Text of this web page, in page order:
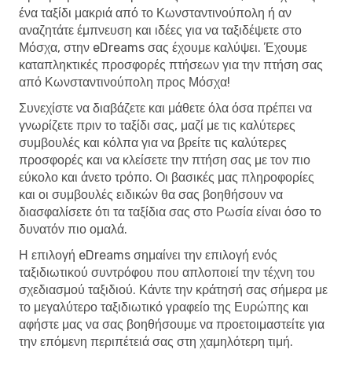
ένα ταξίδι μακριά από το Κωνσταντινούπολη ή αν
αναζητάτε έμπνευση και ιδέες για να ταξιδέψετε στο
Μόσχα, στην eDreams σας έχουμε καλύψει. Έχουμε
καταπληκτικές προσφορές πτήσεων για την πτήση σας
από Κωνσταντινούπολη προς Μόσχα!
Συνεχίστε να διαβάζετε και μάθετε όλα όσα πρέπει να
γνωρίζετε πριν το ταξίδι σας, μαζί με τις καλύτερες
συμβουλές και κόλπα για να βρείτε τις καλύτερες
προσφορές και να κλείσετε την πτήση σας με τον πιο
εύκολο και άνετο τρόπο. Οι βασικές μας πληροφορίες
και οι συμβουλές ειδικών θα σας βοηθήσουν να
διασφαλίσετε ότι τα ταξίδια σας στο Ρωσία είναι όσο το
δυνατόν πιο ομαλά.
Η επιλογή eDreams σημαίνει την επιλογή ενός
ταξιδιωτικού συντρόφου που απλοποιεί την τέχνη του
σχεδιασμού ταξιδιού. Κάντε την κράτησή σας σήμερα με
το μεγαλύτερο ταξιδιωτικό γραφείο της Ευρώπης και
αφήστε μας να σας βοηθήσουμε να προετοιμαστείτε για
την επόμενη περιπέτειά σας στη χαμηλότερη τιμή.